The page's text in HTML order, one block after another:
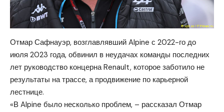
Отмар Сафнауэр, возглавлявший Alpine с 2022-го до
июля 2023 года, обвинил в неудачах команды последних
лет руководство концерна Renault, которое заботило не
результаты на трассе, а продвижение по карьерной
лестнице.
«В Alpine было несколько проблем, – рассказал Отмар